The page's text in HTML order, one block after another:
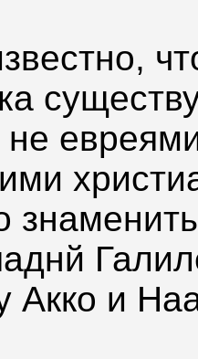
Акко и